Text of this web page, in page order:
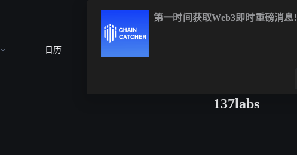
日历
137labs
第一时间获取Web3即时重磅消息!